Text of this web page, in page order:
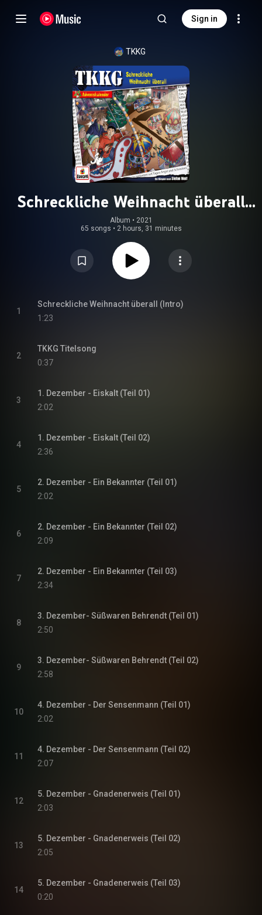
Sign in
TKKG
Schreckliche Weihnacht überall
(Adventskalender)
Album • 2021
65 songs • 2 hours, 31 minutes
1
Schreckliche Weihnacht überall (Intro)
1:23
2
TKKG Titelsong
0:37
3
1. Dezember - Eiskalt (Teil 01)
2:02
4
1. Dezember - Eiskalt (Teil 02)
2:36
5
2. Dezember - Ein Bekannter (Teil 01)
2:02
6
2. Dezember - Ein Bekannter (Teil 02)
2:09
7
2. Dezember - Ein Bekannter (Teil 03)
2:34
8
3. Dezember- Süßwaren Behrendt (Teil 01)
2:50
9
3. Dezember- Süßwaren Behrendt (Teil 02)
2:58
10
4. Dezember - Der Sensenmann (Teil 01)
2:02
11
4. Dezember - Der Sensenmann (Teil 02)
2:07
12
5. Dezember - Gnadenerweis (Teil 01)
2:03
13
5. Dezember - Gnadenerweis (Teil 02)
2:05
14
5. Dezember - Gnadenerweis (Teil 03)
0:20